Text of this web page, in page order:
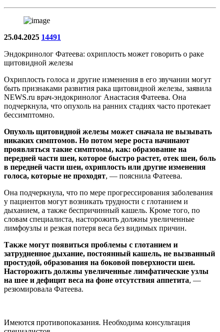
25.04.2025 14491
Эндокринолог Фатеева: охриплость может говорить о раке
щитовидной железы
Охриплость голоса и другие изменения в его звучании могут
быть признаками развития рака щитовидной железы, заявила
NEWS.ru врач-эндокринолог Анастасия Фатеева. Она
подчеркнула, что опухоль на ранних стадиях часто протекает
бессимптомно.
Опухоль щитовидной железы может сначала не вызывать
никаких симптомов. Но потом мере роста начинают
проявляться такие симптомы, как: образование на
передней части шеи, которое быстро растет, отек шеи, боль
в передней части шеи, охриплость или другие изменения
голоса, которые не проходят, — пояснила Фатеева.
Она подчеркнула, что по мере прогрессирования заболевания
у пациентов могут возникать трудности с глотанием и
дыханием, а также беспричинный кашель. Кроме того, по
словам специалиста, насторожить должны увеличенные
лимфоузлы и резкая потеря веса без видимых причин.
Также могут появиться проблемы с глотанием и
затрудненное дыхание, постоянный кашель, не вызванный
простудой, образования на боковой поверхности шеи.
Насторожить должны увеличенные лимфатические узлы
на шее и дефицит веса на фоне отсутствия аппетита, —
резюмировала Фатеева.
Имеются противопоказания. Необходима консультация